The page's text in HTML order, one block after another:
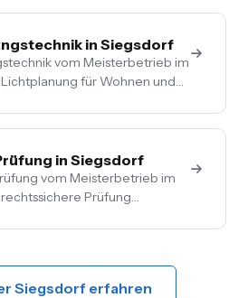
Lastmanagement,
in Siegsdorf
vom Meisterbetrieb im
für Wohnen und
Auch mit Smart-
in Siegsdorf
vom Meisterbetrieb im
Prüfung
digitale
Siegsdorf erfahren